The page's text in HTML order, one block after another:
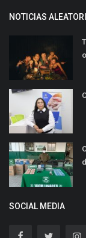
NOTICIAS
SOCIAL MEDIA